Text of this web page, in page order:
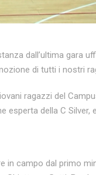
dall’ultima gara
di tutti i nostri
ragazzi del
della C Silver,
in campo dal primo